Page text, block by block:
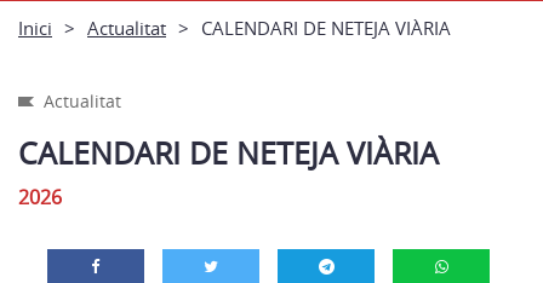
Inici Actualitat CALENDARI DE NETEJA VIÀRIA
Actualitat
CALENDARI DE NETEJA VIÀRIA
2026